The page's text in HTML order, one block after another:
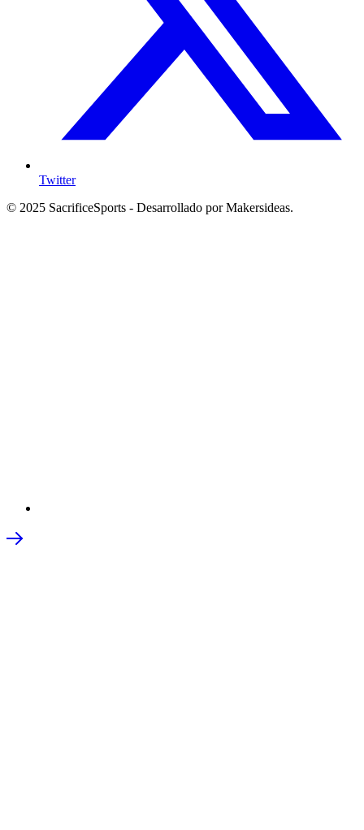
Twitter
© 2025 SacrificeSports - Desarrollado por Makersideas.